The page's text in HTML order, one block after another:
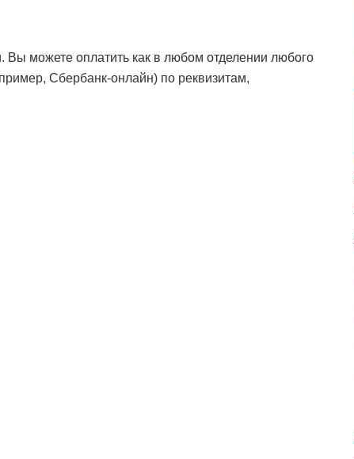
Вы можете оплатить как в любом отделении любого
Сбербанк-онлайн) по реквизитам,